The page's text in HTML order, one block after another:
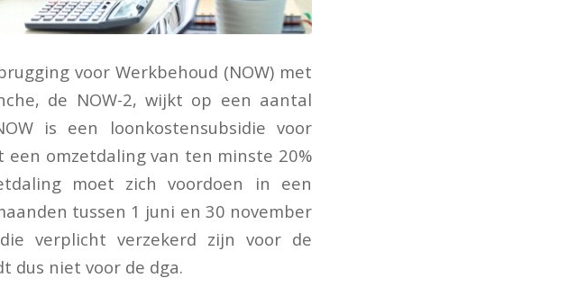
voor Werkbehoud (NOW) met
de NOW-2, wijkt op een aantal
is een loonkostensubsidie voor
omzetdaling van ten minste 20%
moet zich voordoen in een
tussen 1 juni en 30 november
verplicht verzekerd zijn voor de
dus niet voor de dga.